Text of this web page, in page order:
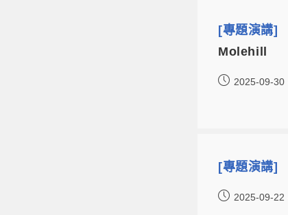
[專題演講]
Molehill
2025-09-30
[專題演講]
2025-09-22